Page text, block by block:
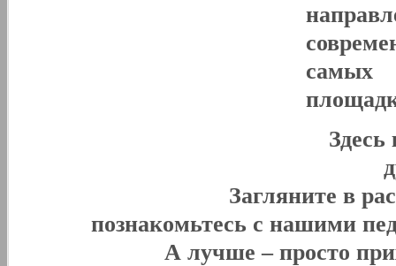
самых
Загляните в
познакомьтесь с нашими
А лучше – просто